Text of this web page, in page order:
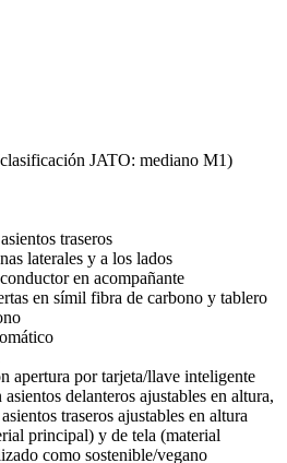
JATO: mediano M1)
traseros
laterales y a los lados
en acompañante
en símil fibra de carbono y tablero
apertura por tarjeta/llave inteligente
asientos delanteros ajustables en altura,
traseros ajustables en altura
principal) y de tela (material
como sostenible/vegano